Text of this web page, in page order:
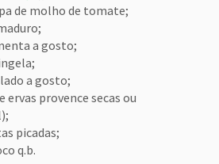
de molho de tomate;
a gosto;
a gosto;
ervas provence secas ou
picadas;
q.b.